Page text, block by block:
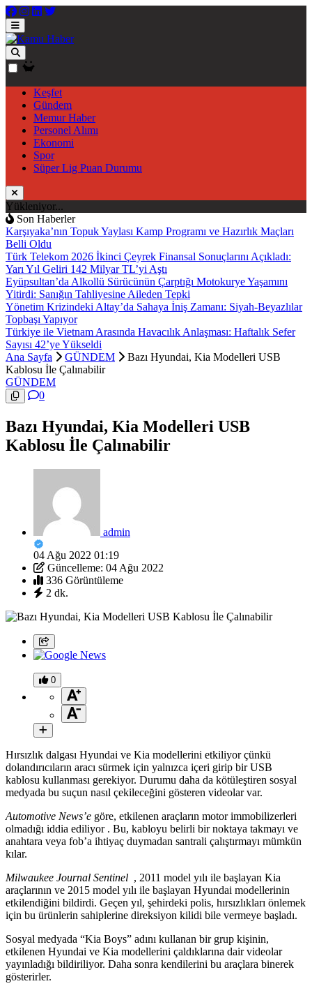
Keşfet
Gündem
Memur Haber
Personel Alımı
Ekonomi
Spor
Süper Lig Puan Durumu
Yükleniyor...
Son Haberler
Karşıyaka’nın Topuk Yaylası Kamp Programı ve Hazırlık Maçları
Belli Oldu
Türk Telekom 2026 İkinci Çeyrek Finansal Sonuçlarını Açıkladı:
Yarı Yıl Geliri 142 Milyar TL’yi Aştı
Eyüpsultan’da Alkollü Sürücünün Çarptığı Motokurye Yaşamını
Yitirdi: Sanığın Tahliyesine Aileden Tepki
Yönetim Krizindeki Altay’da Sahaya İniş Zamanı: Siyah-Beyazlılar
Topbaşı Yapıyor
Türkiye ile Vietnam Arasında Havacılık Anlaşması: Haftalık Sefer
Sayısı 42’ye Yükseldi
Ana Sayfa
GÜNDEM
Bazı Hyundai, Kia Modelleri USB
Kablosu İle Çalınabilir
GÜNDEM
0
Bazı Hyundai, Kia Modelleri USB
Kablosu İle Çalınabilir
admin
04 Ağu 2022 01:19
Güncelleme: 04 Ağu 2022
336 Görüntüleme
2 dk.
0
Hırsızlık dalgası Hyundai ve Kia modellerini etkiliyor çünkü
dolandırıcıların aracı sürmek için yalnızca içeri girip bir USB
kablosu kullanması gerekiyor. Durumu daha da kötüleştiren sosyal
medyada bu suçun nasıl çekileceğini gösteren videolar var.
Automotive News’e göre, etkilenen araçların motor immobilizerleri
olmadığı iddia ediliyor . Bu, kabloyu belirli bir noktaya takmayı ve
anahtara veya fob’a ihtiyaç duymadan santrali çalıştırmayı mümkün
kılar.
Milwaukee Journal Sentinel , 2011 model yılı ile başlayan Kia
araçlarının ve 2015 model yılı ile başlayan Hyundai modellerinin
etkilendiğini bildirdi. Geçen yıl, şehirdeki polis, hırsızlıkları önlemek
için bu ürünlerin sahiplerine direksiyon kilidi bile vermeye başladı.
Sosyal medyada “Kia Boys” adını kullanan bir grup kişinin,
etkilenen Hyundai ve Kia modellerini çaldıklarına dair videolar
yayınladığı bildiriliyor. Daha sonra kendilerini bu araçlara binerek
gösterirler.